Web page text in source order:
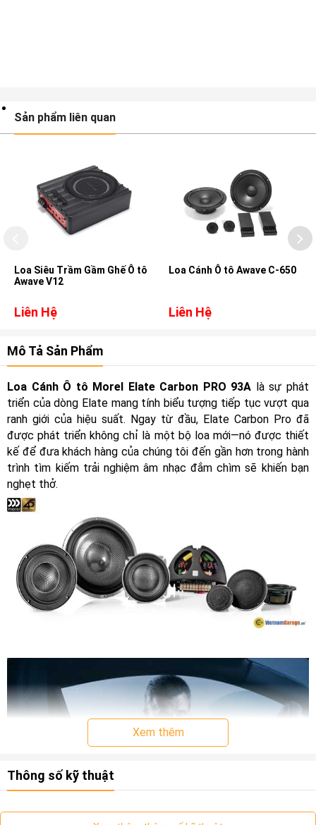
Sản phẩm liên quan
Loa Siêu Trầm Gầm Ghế Ô tô
Awave V12
Liên Hệ
Loa Cánh Ô tô Awave C-650
Liên Hệ
Mô Tả Sản Phẩm
Loa Cánh Ô tô Morel Elate Carbon PRO 93A là sự phát
triển của dòng Elate mang tính biểu tượng tiếp tục vượt qua
ranh giới của hiệu suất. Ngay từ đầu, Elate Carbon Pro đã
được phát triển không chỉ là một bộ loa mới—nó được thiết
kế để đưa khách hàng của chúng tôi đến gần hơn trong hành
trình tìm kiếm trải nghiệm âm nhạc đắm chìm sẽ khiến bạn
nghẹt thở.
Xem thêm
Thông số kỹ thuật